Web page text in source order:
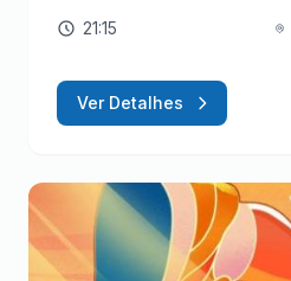
21:15
Ver Detalhes